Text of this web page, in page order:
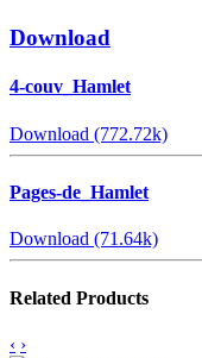
Download
4-couv_Hamlet
Download (772.72k)
Pages-de_Hamlet
Download (71.64k)
Related Products
‹ ›